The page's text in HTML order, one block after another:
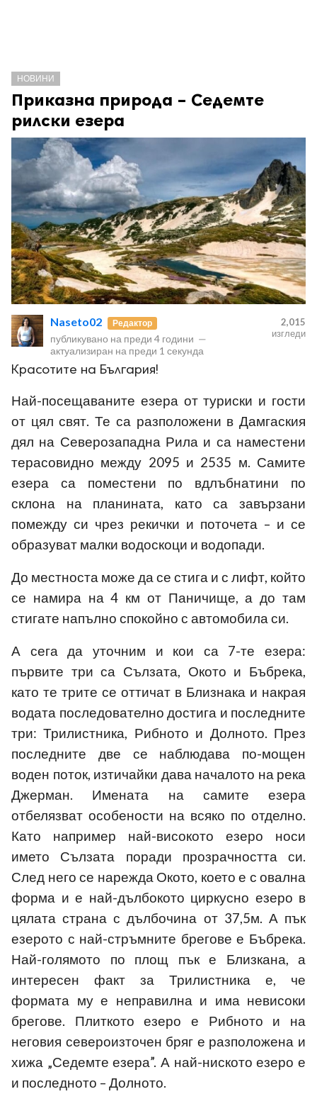
НОВИНИ
Приказна природа – Седемте
рилски езера
Naseto02 Редактор
публикувано на преди 4 години —
актуализиран на преди 1 секунда
2,015
изгледи
Красотите на България!
Най-посещаваните езера от туриски и гости
от цял свят. Те са разположени в Дамгаския
дял на Северозападна Рила и са наместени
терасовидно между 2095 и 2535 м. Самите
езера са поместени по вдлъбнатини по
склона на планината, като са завързани
помежду си чрез рекички и поточета – и се
образуват малки водоскоци и водопади.
До местноста може да се стига и с лифт, който
се намира на 4 км от Паничище, а до там
стигате напълно спокойно с автомобила си.
А сега да уточним и кои са 7-те езера:
първите три са Сълзата, Окото и Бъбрека,
като те трите се оттичат в Близнака и накрая
водата последователно достига и последните
три: Трилистника, Рибното и Долното. През
последните две се наблюдава по-мощен
воден поток, изтичайки дава началото на река
Джерман. Имената на самите езера
отбелязват особености на всяко по отделно.
Като например най-високото езеро носи
името Сълзата поради прозрачността си.
След него се нарежда Окото, което е с овална
форма и е най-дълбокото циркусно езеро в
цялата страна с дълбочина от 37,5м. А пък
езерото с най-стръмните брегове е Бъбрека.
Най-голямото по площ пък е Близкана, а
интересен факт за Трилистника е, че
формата му е неправилна и има невисоки
брегове. Плиткото езеро е Рибното и на
неговия североизточен бряг е разположена и
хижа „Седемте езера”. А най-ниското езеро е
и последното – Долното.